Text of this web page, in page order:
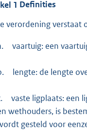
1 Definities
verordening verstaat
vaartuig: een
lengte: de lengte
vaste ligplaats: een
wethouders, is
gesteld voor